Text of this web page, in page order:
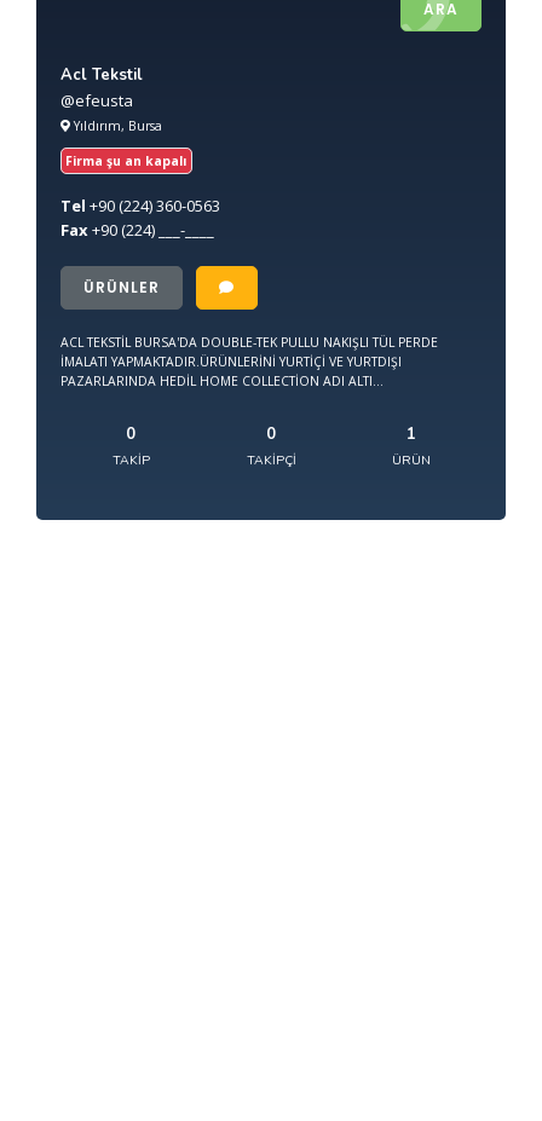
ARA
Acl Tekstil
@efeusta
Yıldırım, Bursa
Firma şu an kapalı
Tel +90(224) 360-0563
Fax+90(224) ___-____
ÜRÜNLER
ACL TEKSTİL BURSA'DA DOUBLE-TEK PULLU NAKIŞLI TÜL PERDE
İMALATI YAPMAKTADIR.ÜRÜNLERİNİ YURTİÇİ VE YURTDIŞI
PAZARLARINDA HEDİL HOME COLLECTİON ADI ALTI...
0
TAKIP
0
TAKIPÇI
1
ÜRÜN